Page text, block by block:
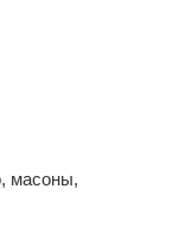
масоны,